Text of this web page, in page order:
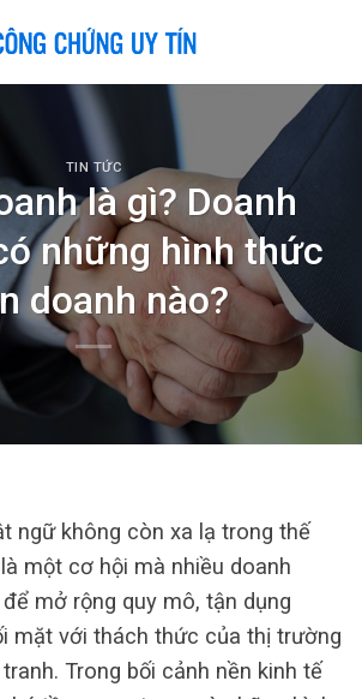
TIN TỨC
là gì? Doanh
những hình thức
doanh nào?
ngữ không còn xa lạ trong thế
một cơ hội mà nhiều doanh
mở rộng quy mô, tận dụng
mặt với thách thức của thị trường
Trong bối cảnh nền kinh tế